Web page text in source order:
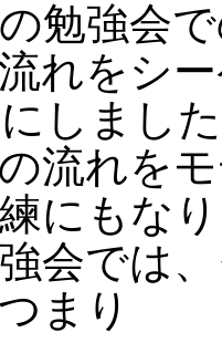
勉強会
れをシ
しまし
流れを
にもな
会では
まり